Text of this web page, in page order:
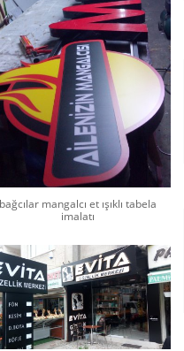
bağcılar mangalcı et ışıklı tabela
imalatı